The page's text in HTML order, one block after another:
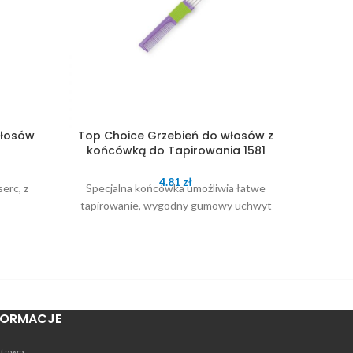
z
Top Choice Grzebień do włosów z
końcówką do Tapirowania 1581
4.81 zł
Specjalna końcówka umożliwia łatwe
tapirowanie, wygodny gumowy uchwyt